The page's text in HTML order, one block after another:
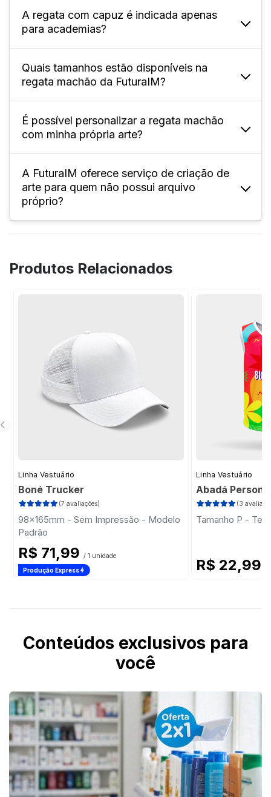
A FuturaIM oferece tamanhos adulto (P ao
XG) e infantil; confira especificamente na
página do produto.
A regata com capuz é indicada apenas
para academias?
Não, pode ser usada em colégios, eventos
esportivos, times, interclasses, festas e uso
casual.
Quais tamanhos estão disponíveis na
regata machão da FuturaIM?
Oferecemos tamanhos variados,
normalmente do P ao XL4, permitindo
pedidos que atendam diferentes perfis e
necessidades.
É possível personalizar a regata machão
com minha própria arte?
Sim! Você pode enviar seu arquivo
personalizado, seguindo as instruções de
sangria, corte e área de segurança do
gabarito disponível no site.
A FuturaIM oferece serviço de criação de
arte para quem não possui arquivo
próprio?
sua ideia, tornando o processo prático e
Produtos Relacionados
Linha Vestuário
Boné Trucker
(7 avaliações)
98x165mm - Sem Impressão - Modelo
Padrão
R$ 71,99 / 1 unidade
Produção Express
Linha Vestuário
Abadá
(3
Tamanho P -
R$ 22,99
Conteúdos exclusivos para
você